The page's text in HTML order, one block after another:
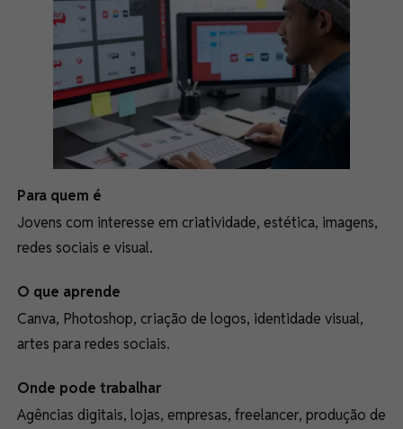
Para quem é
Jovens com interesse em criatividade, estética, imagens,
redes sociais e visual.
O que aprende
Canva, Photoshop, criação de logos, identidade visual,
artes para redes sociais.
Onde pode trabalhar
Agências digitais, lojas, empresas, freelancer, produção de